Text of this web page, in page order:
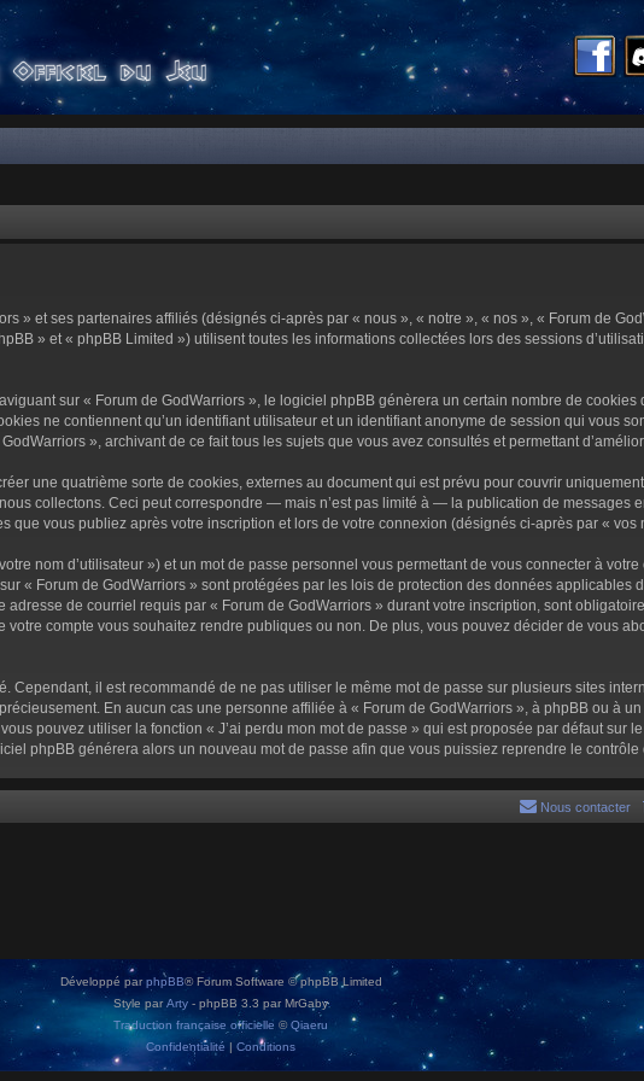
» et ses partenaires affiliés (désignés ci-après par « nous », « notre », « nos », « Forum de
» et « phpBB Limited ») utilisent toutes les informations collectées lors des sessions
sur « Forum de GodWarriors », le logiciel phpBB génèrera un certain nombre de
ne contiennent qu’un identifiant utilisateur et un identifiant anonyme de session qui vous
», archivant de ce fait tous les sujets que vous avez consultés et permettant
une quatrième sorte de cookies, externes au document qui est prévu pour couvrir
collectons. Ceci peut correspondre — mais n’est pas limité à — la publication de messages
vous publiez après votre inscription et lors de votre connexion (désignés ci-après par « vos
nom d’utilisateur ») et un mot de passe personnel vous permettant de vous connecter à
« Forum de GodWarriors » sont protégées par les lois de protection des données applicables
de courriel requis par « Forum de GodWarriors » durant votre inscription, sont
compte vous souhaitez rendre publiques ou non. De plus, vous pouvez décider de vous
Cependant, il est recommandé de ne pas utiliser le même mot de passe sur plusieurs sites
En aucun cas une personne affiliée à « Forum de GodWarriors », à phpBB ou à
pouvez utiliser la fonction « J’ai perdu mon mot de passe » qui est proposée par défaut sur
phpBB générera alors un nouveau mot de passe afin que vous puissiez reprendre le contrôle
Nous contacter
Développé parphpBB® Forum Software © phpBB Limited
Style par Arty - phpBB 3.3 par MrGaby
Traduction française officielle ©Qiaeru
Confidentialité | Conditions